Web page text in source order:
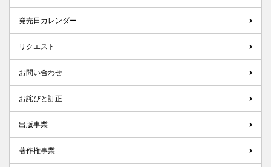
発売日カレンダー
リクエスト
お問い合わせ
お詫びと訂正
出版事業
著作権事業